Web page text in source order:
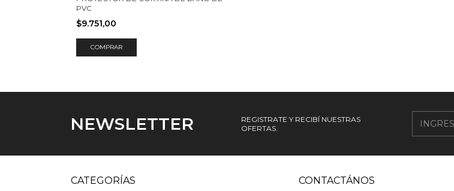
PVC
$9.751,00
NEWSLETTER
REGISTRATE Y RECIBÍ NUESTRAS
OFERTAS.
CATEGORÍAS CONTACTÁNOS